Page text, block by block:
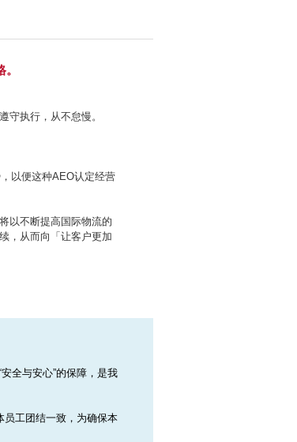
守执行，从不怠慢。
以便这种AEO认定经营
以不断提高国际物流的
，从而向「让客户更加
全与安心”的保障，是我
员工团结一致，为确保本